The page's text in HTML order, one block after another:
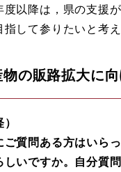
度以降は，県の支援
して参りたいと考
の販路拡大に
質問ある方はいらっ
しいですか。自分質